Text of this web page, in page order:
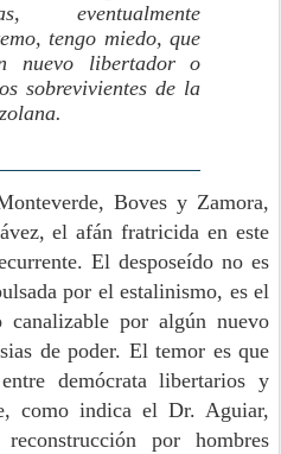
eventualmente
tengo miedo, que
nuevo libertador o
sobrevivientes de la
Boves y Zamora,
el afán fratricida en este
El desposeído no es
por el estalinismo, es el
por algún nuevo
de poder. El temor es que
demócrata libertarios y
como indica el Dr. Aguiar,
por hombres